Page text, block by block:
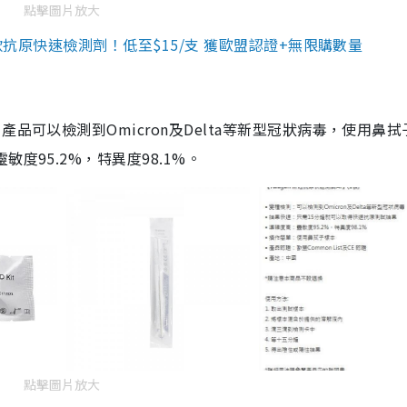
點擊圖片放大
原快速檢測劑！低至$15/支 獲歐盟認證+無限購數量
品可以檢測到Omicron及Delta等新型冠狀病毒，使用鼻拭
度95.2%，特異度98.1%。
點擊圖片放大